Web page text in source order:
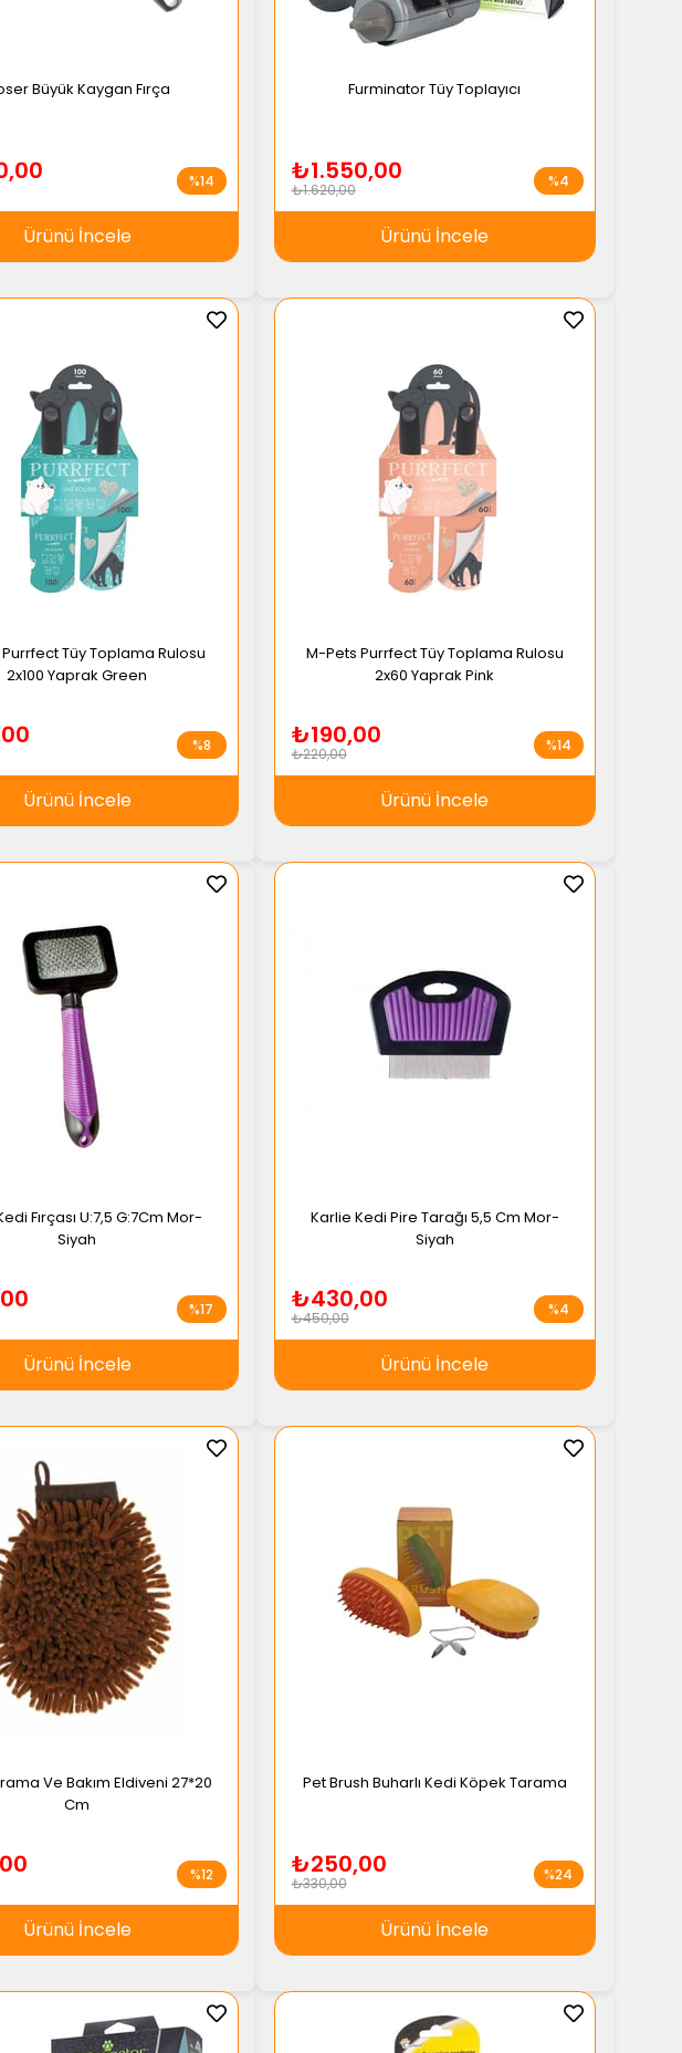
Büyük Kaygan Fırça
Ürünü İncele
%14
Furminator Tüy Toplayıcı
₺1.550,00
₺1.620,00
Ürünü İncele
%4
Tüy Toplama Rulosu
2x100 Yaprak Green
Ürünü İncele
%8
M-Pets Purrfect Tüy Toplama Rulosu
2x60 Yaprak Pink
₺190,00
₺220,00
Ürünü İncele
%14
Fırçası U:7,5 G:7Cm Mor-
Siyah
Ürünü İncele
%17
Karlie Kedi Pire Tarağı 5,5 Cm Mor-
Siyah
₺430,00
₺450,00
Ürünü İncele
%4
Ve Bakım Eldiveni 27*20
Cm
Ürünü İncele
%12
Pet Brush Buharlı Kedi Köpek Tarama
₺250,00
₺330,00
Ürünü İncele
%24